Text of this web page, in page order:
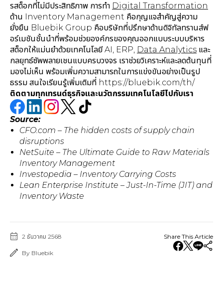
รสต็อกที่ไม่มีประสิทธิภาพ การทำ Digital Transformation
ด้าน Inventory Management คือกุญแจสำคัญสู่ความ
ยั่งยืน Bluebik Group คือบริษัทที่ปรึกษาด้านดิจิทัลทรานส์ฟ
อร์เมชันชั้นนำที่พร้อมช่วยองค์กรของคุณออกแบบระบบบริหาร
สต็อกให้แม่นยำด้วยเทคโนโลยี AI, ERP, Data Analytics และ
กลยุทธ์ซัพพลายเชนแบบครบวงจร เราช่วยวิเคราะห์และลดต้นทุนที่
มองไม่เห็น พร้อมเพิ่มความสามารถในการแข่งขันอย่างเป็นรูป
ธรรม สนใจเรียนรู้เพิ่มเติมที่ https://bluebik.com/th/
ติดตามทุกเทรนด์ธุรกิจและนวัตกรรมเทคโนโลยีไปกับเรา
Source:
CFO.com – The hidden costs of supply chain
disruptions
NetSuite – The Ultimate Guide to Raw Materials
Inventory Management
Investopedia – Inventory Carrying Costs
Lean Enterprise Institute – Just-In-Time (JIT) and
Inventory Waste
2 ธันวาคม 2568
By Bluebik
Share This Article